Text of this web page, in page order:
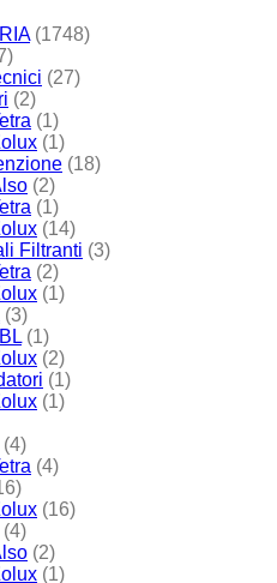
(1748)
(27)
(2)
(1)
(1)
(18)
(2)
(1)
(14)
Filtranti (3)
(2)
(1)
(3)
(1)
(2)
(1)
(1)
(4)
(4)
(16)
(4)
(2)
(1)